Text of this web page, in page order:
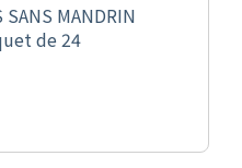
MANDRIN
de 24